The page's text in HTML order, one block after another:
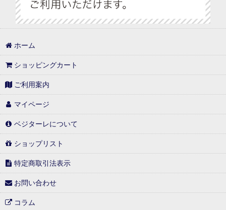
べジターレ ノンアルコールスパークリング特集
1,000円以内
1,000円台の可愛いギフト
1,001円〜3,000円
5,001円〜10,000円
10,001円以上
常温(冷蔵)と同梱可能商品
冷凍(冷蔵)と同梱可能商品
ホーム
ショッピングカート
ご利用案内
マイページ
ベジターレについて
ショップリスト
特定商取引法表示
お問い合わせ
コラム